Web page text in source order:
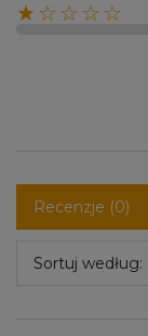
★☆☆☆☆
Recenzje (0)
Sortuj według: